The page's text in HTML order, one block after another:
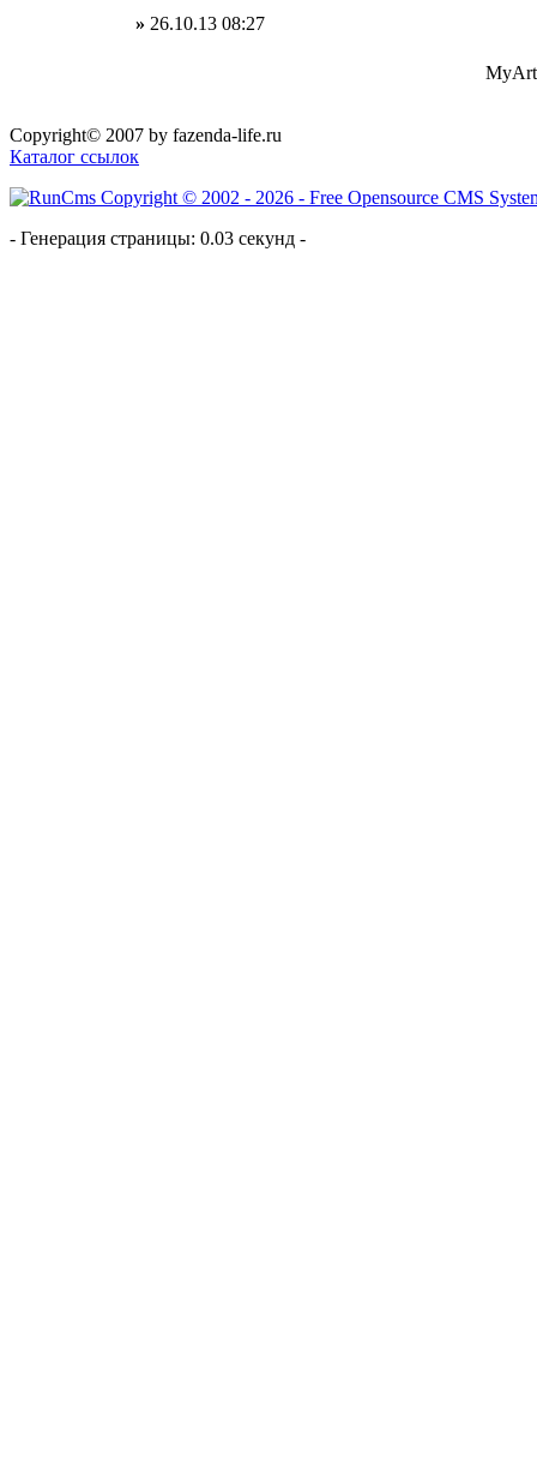
» 26.10.13 08:27
Copyright© 2007 by fazenda-life.ru
Каталог ссылок
- Генерация страницы: 0.03 секунд -